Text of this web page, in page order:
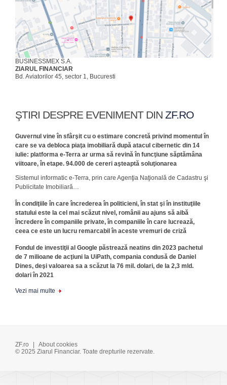
BUSINESSMEX S.A.
ZIARUL FINANCIAR
Bd. Aviatorilor 45, sector 1, Bucuresti
ŞTIRI DESPRE EVENIMENT DIN ZF.RO
Guvernul vine în sfârşit cu o estimare concretă privind momentul în
care se va debloca piaţa imobiliară după atacul cibernetic din 14
iulie: platforma e-Terra ar urma să revină în funcţiune săptămâna
viitoare, în etape. 94.000 de cereri aşteaptă soluţionarea
Sistemul informatic e-Terra, prin care Agenţia Naţională de Cadastru şi
Publicitate Imobiliară…
În condiţiile în care încrederea în politicieni, în stat şi în instituţiile
statului este la cel mai scăzut nivel, românii au ajuns să aibă
încredere în companiile private, în companiile în care lucrează,
ceea ce este un lucru remarcabil în aceste vremuri de criză
Fondul de investiţii al Google păstrează neatins din 2023 pachetul
de 7 milioane de acţiuni la UiPath, compania condusă de Daniel
Dines, deşi valoarea sa a scăzut la 76 mil. dolari, de la 2,3 mld.
dolari în 2021
Vezi mai multe
ZF.ro |
About cookies
© 2025 Ziarul Financiar. Toate drepturile rezervate.